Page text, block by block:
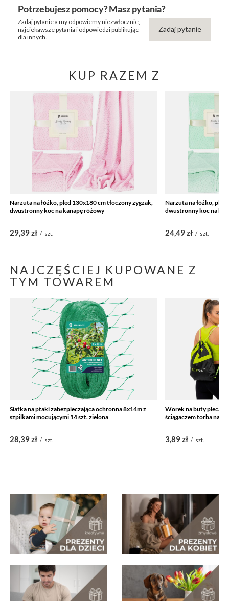
Potrzebujesz pomocy? Masz pytania?
Zadaj pytanie a my odpowiemy niezwłocznie,
najciekawsze pytania i odpowiedzi publikując
dla innych.
Zadaj pytanie
KUP RAZEM Z
Narzuta na łóżko, pled 130x180 cm tłoczony zygzak,
dwustronny koc na kanapę różowy
29,39 zł / szt.
Narzuta na łóżko,
dwustronny koc na
24,49 zł / szt.
NAJCZĘŚCIEJ KUPOWANE Z
TYM TOWAREM
Siatka na ptaki zabezpieczająca ochronna 8x14m z
szpilkami mocującymi 14 szt. zielona
28,39 zł / szt.
Worek na buty plecak
ściągaczem torba na
3,89 zł / szt.